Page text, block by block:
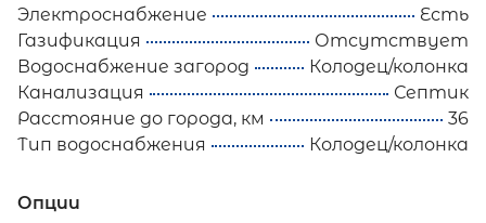
Электроснабжение
Есть
Газификация
Отсутствует
Водоснабжение загород
Колодец/колонка
Канализация
Септик
Расстояние до города, км
36
Тип водоснабжения
Колодец/колонка
Опции